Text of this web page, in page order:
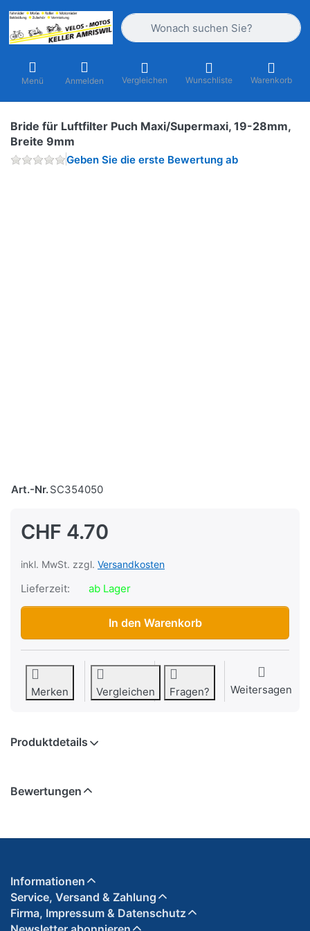
Geben Sie einen Suchbegriff ein.
Menü Anmelden Vergleichen Wunschliste Warenkorb
Bride für Luftfilter Puch Maxi/Supermaxi, 19-28mm,
Breite 9mm
Geben Sie die erste Bewertung ab
Art.-Nr.SC354050
CHF 4.70
inkl. MwSt. zzgl. Versandkosten
Lieferzeit:
ab Lager
Bride für Luftfilter Puch Maxi/Supermaxi, 19-28mm, Breite
In den Warenkorb
Merken Vergleichen Fragen? Weitersagen
Produktdetails
Bewertungen
Informationen
Service, Versand & Zahlung
Firma, Impressum & Datenschutz